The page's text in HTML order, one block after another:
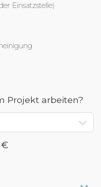
Einsatzstelle)
Projekt arbeiten?